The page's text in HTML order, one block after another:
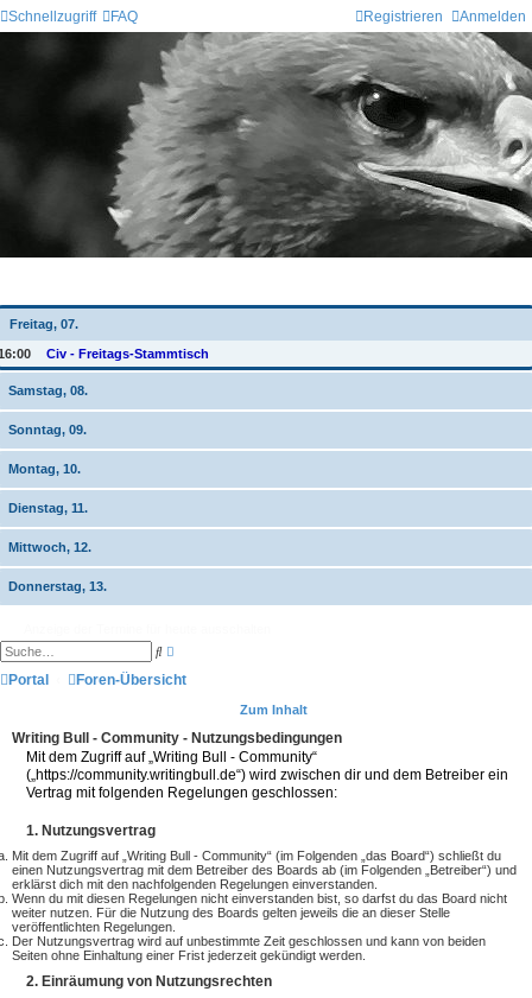
Schnellzugriff FAQ Anmelden
Registrieren
Freitag, 07.
Civ - Freitags-Stammtisch
Samstag, 08.
Sonntag, 09.
Montag, 10.
Dienstag, 11.
Mittwoch, 12.
Donnerstag, 13.
S
c w
e
e
r
t
e
S
Portal Foren-Übersicht
Zum Inhalt
Writing Bull - Community - Nutzungsbedingungen
Mit dem Zugriff auf „Writing Bull - Community“
(„https://community.writingbull.de“) wird zwischen dir und dem Betreiber ein
Vertrag mit folgenden Regelungen geschlossen:
1. Nutzungsvertrag
Mit dem Zugriff auf „Writing Bull - Community“ (im Folgenden „das Board“) schließt du
einen Nutzungsvertrag mit dem Betreiber des Boards ab (im Folgenden „Betreiber“) und
erklärst dich mit den nachfolgenden Regelungen einverstanden.
Wenn du mit diesen Regelungen nicht einverstanden bist, so darfst du das Board nicht
weiter nutzen. Für die Nutzung des Boards gelten jeweils die an dieser Stelle
veröffentlichten Regelungen.
Der Nutzungsvertrag wird auf unbestimmte Zeit geschlossen und kann von beiden
Seiten ohne Einhaltung einer Frist jederzeit gekündigt werden.
2. Einräumung von Nutzungsrechten